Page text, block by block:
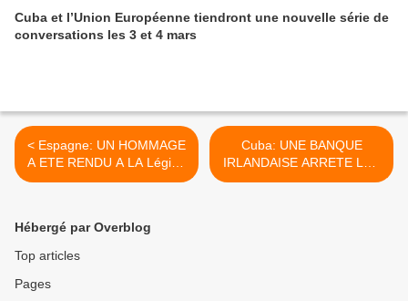
Cuba et l’Union Européenne tiendront une nouvelle série de
conversations les 3 et 4 mars
< Espagne: UN HOMMAGE
A ETE RENDU A LA Légion
Condor QUI A BOMBARDE
Cuba: UNE BANQUE
IRLANDAISE ARRETE LES
TRANSACTIONS AVEC
Hébergé par Overblog
Top articles
Pages